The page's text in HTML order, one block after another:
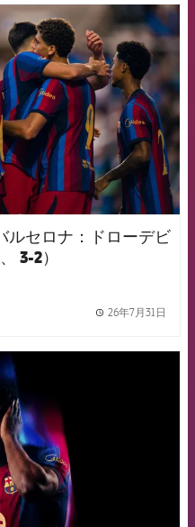
FCB Barcelona badge
ルセロナ：ドローデビ
3-2）
26年7月31日
FCB Barcelona badge